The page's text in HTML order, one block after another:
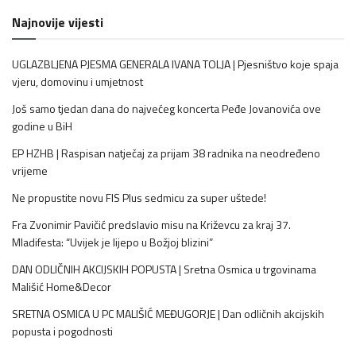
Najnovije vijesti
UGLAZBLJENA PJESMA GENERALA IVANA TOLJA | Pjesništvo koje spaja
vjeru, domovinu i umjetnost
Još samo tjedan dana do najvećeg koncerta Peđe Jovanovića ove
godine u BiH
EP HZHB | Raspisan natječaj za prijam 38 radnika na neodređeno
vrijeme
Ne propustite novu FIS Plus sedmicu za super uštede!
Fra Zvonimir Pavičić predslavio misu na Križevcu za kraj 37.
Mladifesta: “Uvijek je lijepo u Božjoj blizini”
DAN ODLIČNIH AKCIJSKIH POPUSTA | Sretna Osmica u trgovinama
Mališić Home&Decor
SRETNA OSMICA U PC MALIŠIĆ MEĐUGORJE | Dan odličnih akcijskih
popusta i pogodnosti